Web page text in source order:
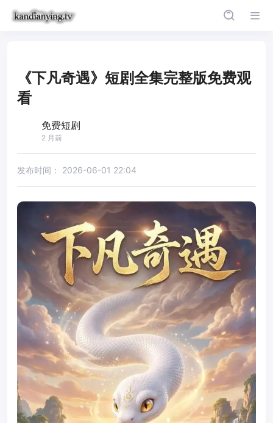
《下凡奇遇》短剧全集完整版免费观
看
免费短剧
2 月前
发布时间： 2026-06-01 22:04